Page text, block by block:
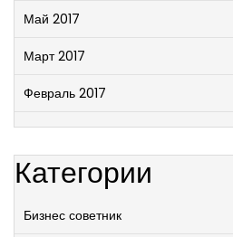
Май 2017
Март 2017
Февраль 2017
Категории
Бизнес советник